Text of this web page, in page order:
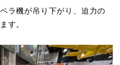
ラ機が吊り下がり、迫力の
す。